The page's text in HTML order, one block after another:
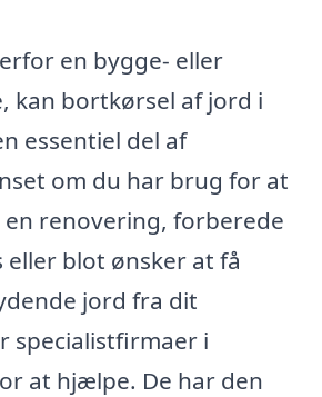
en bygge- eller
kan bortkørsel af jord i
essentiel del af
om du har brug for at
renovering, forberede
eller blot ønsker at få
jord fra dit
specialistfirmaer i
at hjælpe. De har den